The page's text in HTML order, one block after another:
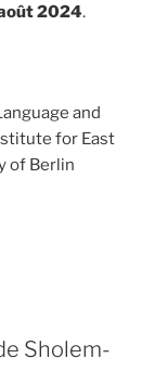
2024.
and
for East
of Berlin
Sholem-